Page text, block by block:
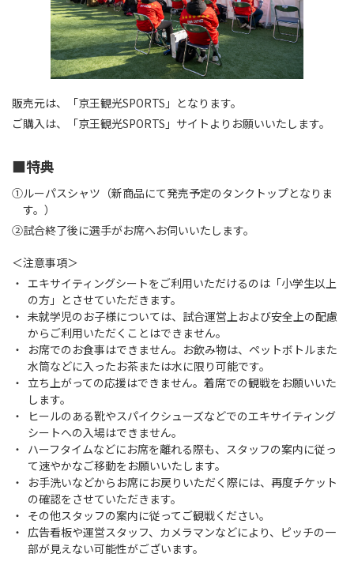
販売元は、「京王観光SPORTS」となります。
ご購入は、「京王観光SPORTS」サイトよりお願いいたします。
■特典
①ルーパスシャツ（新商品にて発売予定のタンクトップとなりま
す。）
②試合終了後に選手がお席へお伺いいたします。
＜注意事項＞
エキサイティングシートをご利用いただけるのは「小学生以上
の方」とさせていただきます。
未就学児のお子様については、試合運営上および安全上の配慮
からご利用いただくことはできません。
お席でのお食事はできません。お飲み物は、ペットボトルまた
水筒などに入ったお茶または水に限り可能です。
立ち上がっての応援はできません。着席での観戦をお願いいた
します。
ヒールのある靴やスパイクシューズなどでのエキサイティング
シートへの入場はできません。
ハーフタイムなどにお席を離れる際も、スタッフの案内に従っ
て速やかなご移動をお願いいたします。
お手洗いなどからお席にお戻りいただく際には、再度チケット
の確認をさせていただきます。
その他スタッフの案内に従ってご観戦ください。
広告看板や運営スタッフ、カメラマンなどにより、ピッチの一
部が見えない可能性がございます。